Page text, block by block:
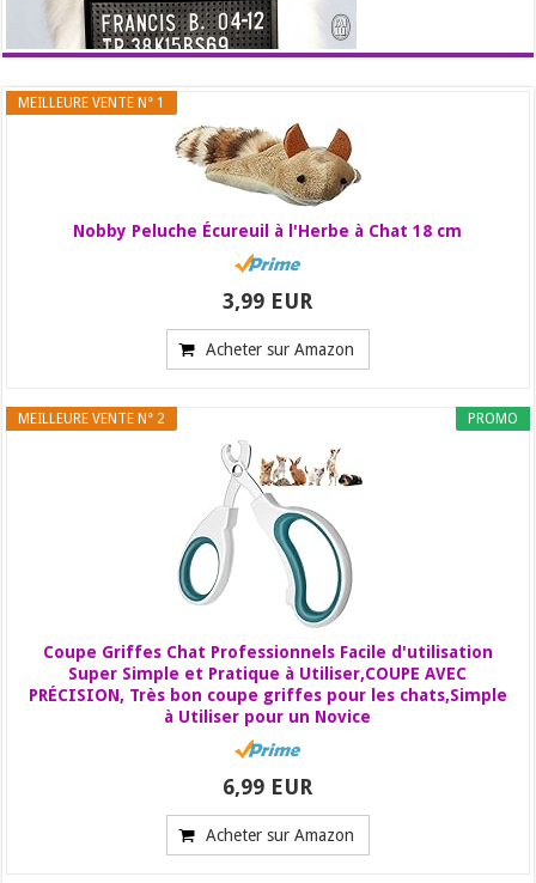
MEILLEURE VENTE N° 1
Nobby Peluche Écureuil à l'Herbe à Chat 18 cm
3,99 EUR
Acheter sur Amazon
PROMO
MEILLEURE VENTE N° 2
Coupe Griffes Chat Professionnels Facile d'utilisation
Super Simple et Pratique à Utiliser,COUPE AVEC
PRÉCISION, Très bon coupe griffes pour les chats,Simple
à Utiliser pour un Novice
6,99 EUR
Acheter sur Amazon